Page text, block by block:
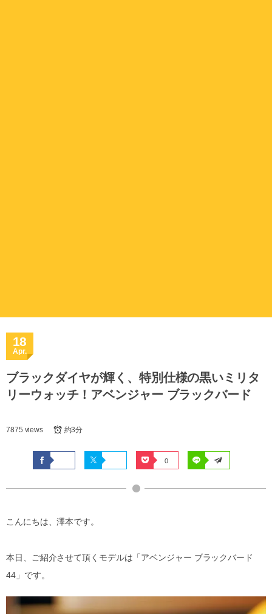
18
Apr.
ブラックダイヤが輝く、特別仕様の黒いミリタ
リーウォッチ！アベンジャー ブラックバード
7875 views 約3分
0
こんにちは、澤本です。
本日、ご紹介させて頂くモデルは「アベンジャー ブラックバード
44」です。